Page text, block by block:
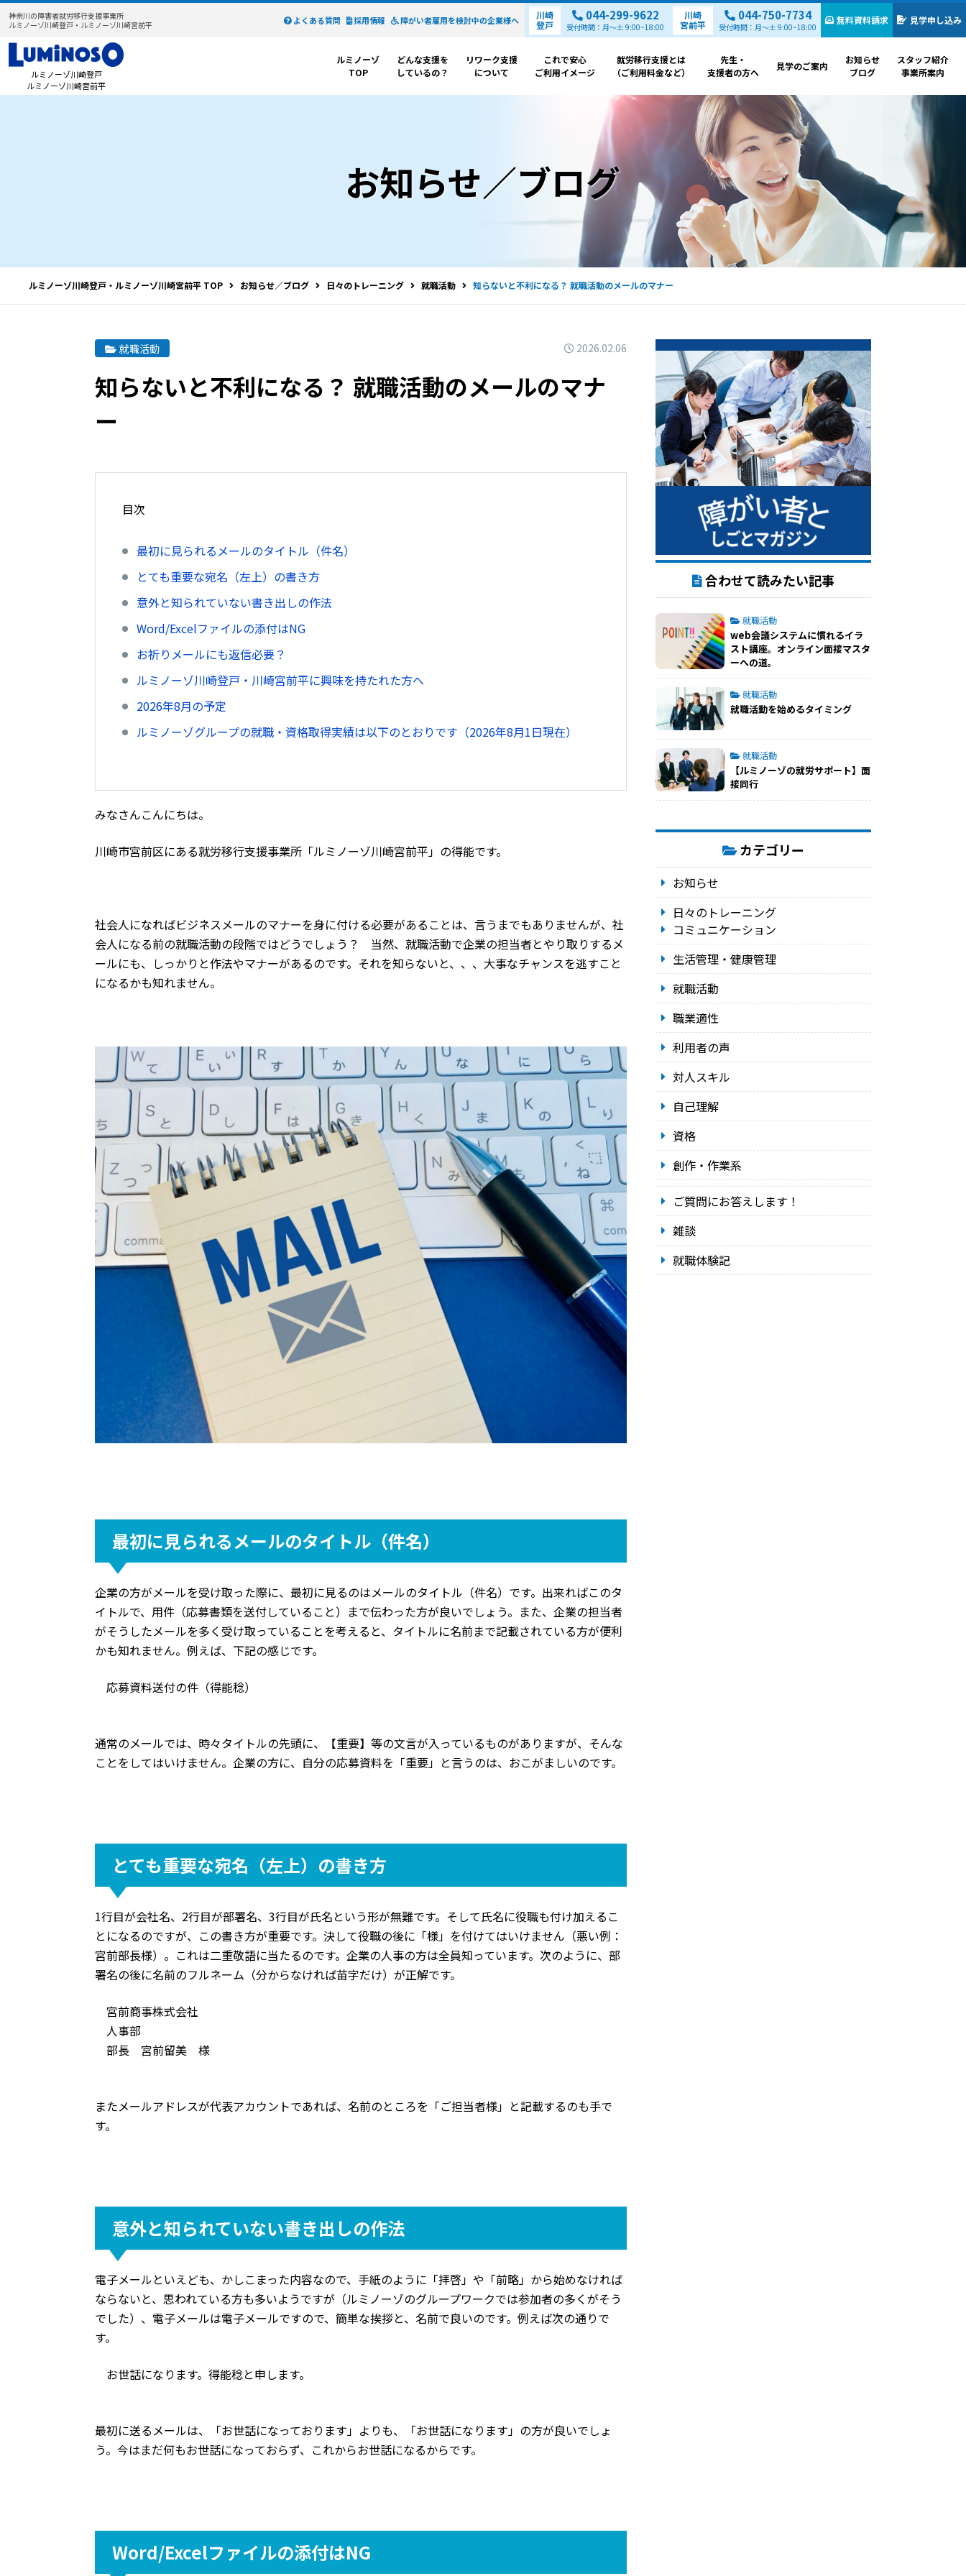
神奈川の障害者就労移行支援事業所
ルミノーゾ川崎登戸・ルミノーゾ川崎宮前平
よくある質問 採用情報 障がい者雇用を検討中の企業様へ
川崎
登戸
044-299-9622
受付時間：月～土 9:00~18:00
川崎
宮前平
044-750-7734
受付時間：月～土 9:00~18:00
無料資料請求 見学申し込み
ルミノーゾ川崎登戸
ルミノーゾ川崎宮前平
ルミノーゾ
TOP
どんな支援を
しているの？
リワーク支援
について
これで安心
ご利用イメージ
就労移行支援とは
（ご利用料金など）
先生・
支援者の方へ
見学のご案内
お知らせ
ブログ
スタッフ紹介
事業所案内
お知らせ／ブログ
ルミノーゾ川崎登戸・ルミノーゾ川崎宮前平 TOP お知らせ／ブログ 日々のトレーニング 就職活動 知らないと不利になる？ 就職活動のメールのマナー
就職活動 2026.02.06
知らないと不利になる？ 就職活動のメールのマナ
ー
目次
最初に見られるメールのタイトル（件名）
とても重要な宛名（左上）の書き方
意外と知られていない書き出しの作法
Word/Excelファイルの添付はNG
お祈りメールにも返信必要？
ルミノーゾ川崎登戸・川崎宮前平に興味を持たれた方へ
2026年8月の予定
ルミノーゾグループの就職・資格取得実績は以下のとおりです（2026年8月1日現在）
みなさんこんにちは。
川崎市宮前区にある就労移行支援事業所「ルミノーゾ川崎宮前平」の得能です。
社会人になればビジネスメールのマナーを身に付ける必要があることは、言うまでもありませんが、社
会人になる前の就職活動の段階ではどうでしょう？ 当然、就職活動で企業の担当者とやり取りするメ
ールにも、しっかりと作法やマナーがあるのです。それを知らないと、、、大事なチャンスを逃すこと
になるかも知れません。
最初に見られるメールのタイトル（件名）
企業の方がメールを受け取った際に、最初に見るのはメールのタイトル（件名）です。出来ればこのタ
イトルで、用件（応募書類を送付していること）まで伝わった方が良いでしょう。また、企業の担当者
がそうしたメールを多く受け取っていることを考えると、タイトルに名前まで記載されている方が便利
かも知れません。例えば、下記の感じです。
応募資料送付の件（得能稔）
通常のメールでは、時々タイトルの先頭に、【重要】等の文言が入っているものがありますが、そんな
ことをしてはいけません。企業の方に、自分の応募資料を「重要」と言うのは、おこがましいのです。
とても重要な宛名（左上）の書き方
1行目が会社名、2行目が部署名、3行目が氏名という形が無難です。そして氏名に役職も付け加えるこ
とになるのですが、この書き方が重要です。決して役職の後に「様」を付けてはいけません（悪い例：
宮前部長様）。これは二重敬語に当たるのです。企業の人事の方は全員知っています。次のように、部
署名の後に名前のフルネーム（分からなければ苗字だけ）が正解です。
宮前商事株式会社
人事部
部長　宮前留美　様
またメールアドレスが代表アカウントであれば、名前のところを「ご担当者様」と記載するのも手で
す。
意外と知られていない書き出しの作法
電子メールといえども、かしこまった内容なので、手紙のように「拝啓」や「前略」から始めなければ
ならないと、思われている方も多いようですが（ルミノーゾのグループワークでは参加者の多くがそう
でした）、電子メールは電子メールですので、簡単な挨拶と、名前で良いのです。例えば次の通りで
す。
お世話になります。得能稔と申します。
最初に送るメールは、「お世話になっております」よりも、「お世話になります」の方が良いでしょ
う。今はまだ何もお世話になっておらず、これからお世話になるからです。
Word/Excelファイルの添付はNG
合わせて読みたい記事
就職活動
web会議システムに慣れるイラ
スト講座。オンライン面接マスタ
ーへの道。
就職活動
就職活動を始めるタイミング
就職活動
【ルミノーゾの就労サポート】面
接同行
カテゴリー
お知らせ
日々のトレーニング
コミュニケーション
生活管理・健康管理
就職活動
職業適性
利用者の声
対人スキル
自己理解
資格
創作・作業系
ご質問にお答えします！
雑談
就職体験記